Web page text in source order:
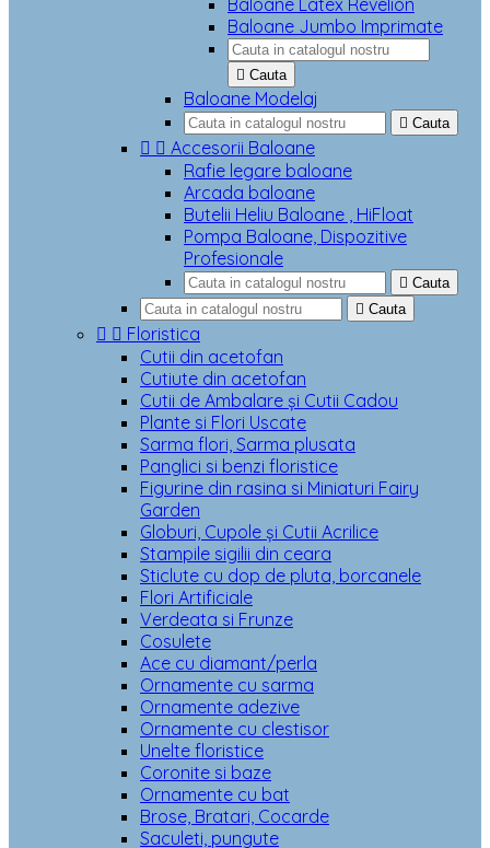
Baloane Latex Revelion
Baloane Jumbo Imprimate
 Cauta
Baloane Modelaj
 Cauta
  Accesorii Baloane
Rafie legare baloane
Arcada baloane
Butelii Heliu Baloane , HiFloat
Pompa Baloane, Dispozitive
Profesionale
 Cauta
 Cauta
  Floristica
Cutii din acetofan
Cutiute din acetofan
Cutii de Ambalare și Cutii Cadou
Plante si Flori Uscate
Sarma flori, Sarma plusata
Panglici si benzi floristice
Figurine din rasina si Miniaturi Fairy
Garden
Globuri, Cupole și Cutii Acrilice
Stampile sigilii din ceara
Sticlute cu dop de pluta, borcanele
Flori Artificiale
Verdeata si Frunze
Cosulete
Ace cu diamant/perla
Ornamente cu sarma
Ornamente adezive
Ornamente cu clestisor
Unelte floristice
Coronite si baze
Ornamente cu bat
Brose, Bratari, Cocarde
Saculeti, pungute